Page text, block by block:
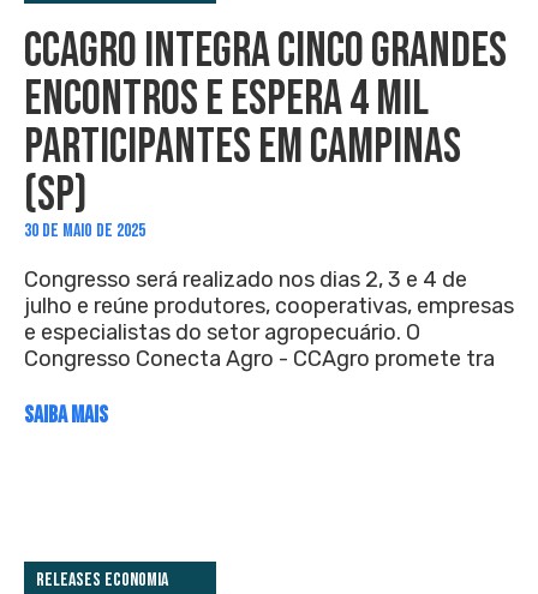
CCAGRO INTEGRA CINCO GRANDES
ENCONTROS E ESPERA 4 MIL
PARTICIPANTES EM CAMPINAS
(SP)
30 DE MAIO DE 2025
Congresso será realizado nos dias 2, 3 e 4 de
julho e reúne produtores, cooperativas, empresas
e especialistas do setor agropecuário. O
Congresso Conecta Agro - CCAgro promete tra
SAIBA MAIS
Releases Economia